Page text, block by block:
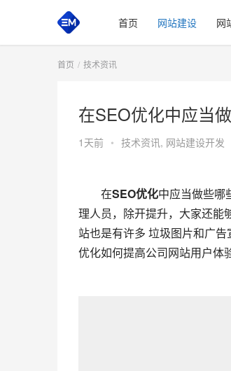
首页 网站建设 网
首页 技术资讯
在SEO优化中应当
1天前 • 技术资讯, 网站建设开发
在SEO优化中应当做些哪
理人员，除开提升，大家还能
站也是有许多 垃圾图片和广
优化如何提高公司网站用户体